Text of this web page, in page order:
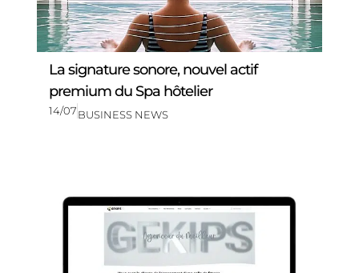
La signature sonore, nouvel actif
premium du Spa hôtelier
14/07BUSINESS NEWS